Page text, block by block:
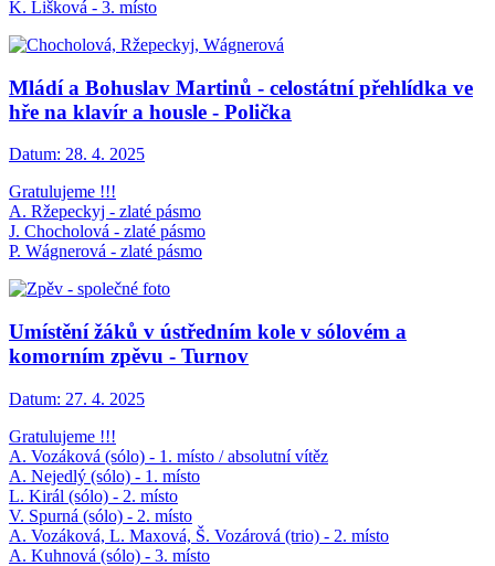
K. Lišková - 3. místo
Mládí a Bohuslav Martinů - celostátní přehlídka ve
hře na klavír a housle - Polička
Datum: 28. 4. 2025
Gratulujeme !!!
A. Ržepeckyj - zlaté pásmo
J. Chocholová - zlaté pásmo
P. Wágnerová - zlaté pásmo
Umístění žáků v ústředním kole v sólovém a
komorním zpěvu - Turnov
Datum: 27. 4. 2025
Gratulujeme !!!
A. Vozáková (sólo) - 1. místo / absolutní vítěz
A. Nejedlý (sólo) - 1. místo
L. Királ (sólo) - 2. místo
V. Spurná (sólo) - 2. místo
A. Vozáková, L. Maxová, Š. Vozárová (trio) - 2. místo
A. Kuhnová (sólo) - 3. místo